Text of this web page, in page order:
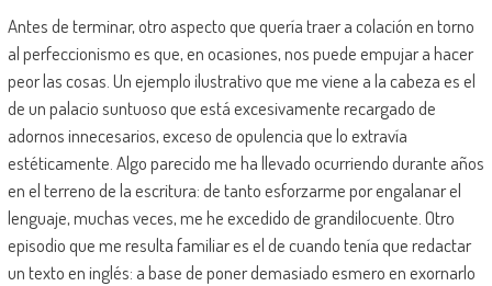
Antes de terminar, otro aspecto que quería traer a colación en torno
al perfeccionismo es que, en ocasiones, nos puede empujar a hacer
peor las cosas. Un ejemplo ilustrativo que me viene a la cabeza es el
de un palacio suntuoso que está excesivamente recargado de
adornos innecesarios, exceso de opulencia que lo extravía
estéticamente. Algo parecido me ha llevado ocurriendo durante años
en el terreno de la escritura: de tanto esforzarme por engalanar el
lenguaje, muchas veces, me he excedido de grandilocuente. Otro
episodio que me resulta familiar es el de cuando tenía que redactar
un texto en inglés: a base de poner demasiado esmero en exornarlo